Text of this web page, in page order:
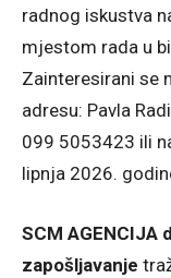
radnog iskustva
mjestom rada u
Zainteresirani se
adresu: Pavla
099 5053423 ili
lipnja 2026.
SCM AGENCIJA
zapošljavanje